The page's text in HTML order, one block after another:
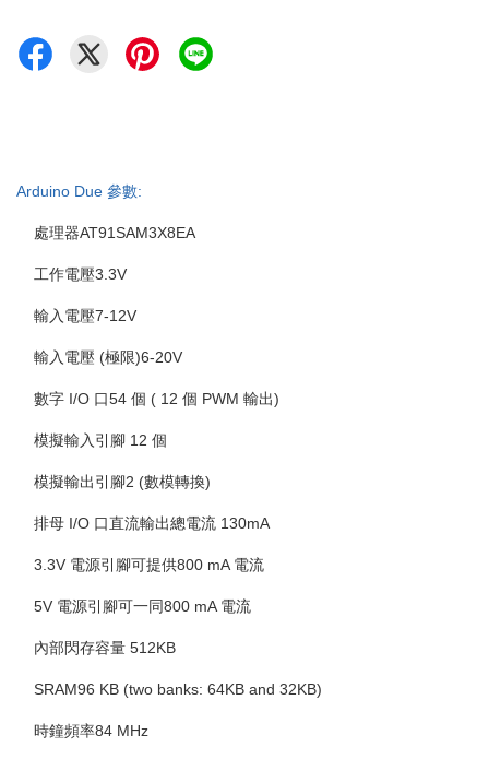
Arduino Due 參數:
處理器AT91SAM3X8EA
工作電壓3.3V
輸入電壓7-12V
輸入電壓 (極限)6-20V
數字 I/O 口54 個 ( 12 個 PWM 輸出)
模擬輸入引腳 12 個
模擬輸出引腳2 (數模轉換)
排母 I/O 口直流輸出總電流 130mA
3.3V 電源引腳可提供800 mA 電流
5V 電源引腳可一同800 mA 電流
內部閃存容量 512KB
SRAM96 KB (two banks: 64KB and 32KB)
時鐘頻率84 MHz